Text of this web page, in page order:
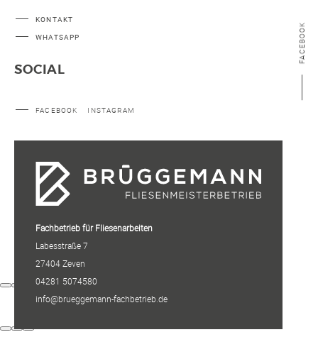
FACEBOOK
KONTAKT
WHATSAPP
SOCIAL
FACEBOOK INSTAGRAM
Fachbetrieb für Fliesenarbeiten
Labesstraße 7
27404 Zeven
04281 5074580
info@brueggemann-fachbetrieb.de